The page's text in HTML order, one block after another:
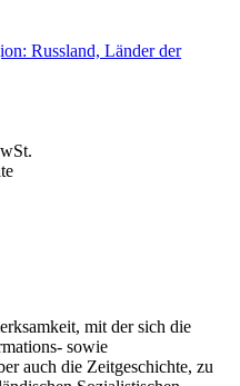
Russland, Länder der
mit der sich die
sowie
auch die Zeitgeschichte, zu